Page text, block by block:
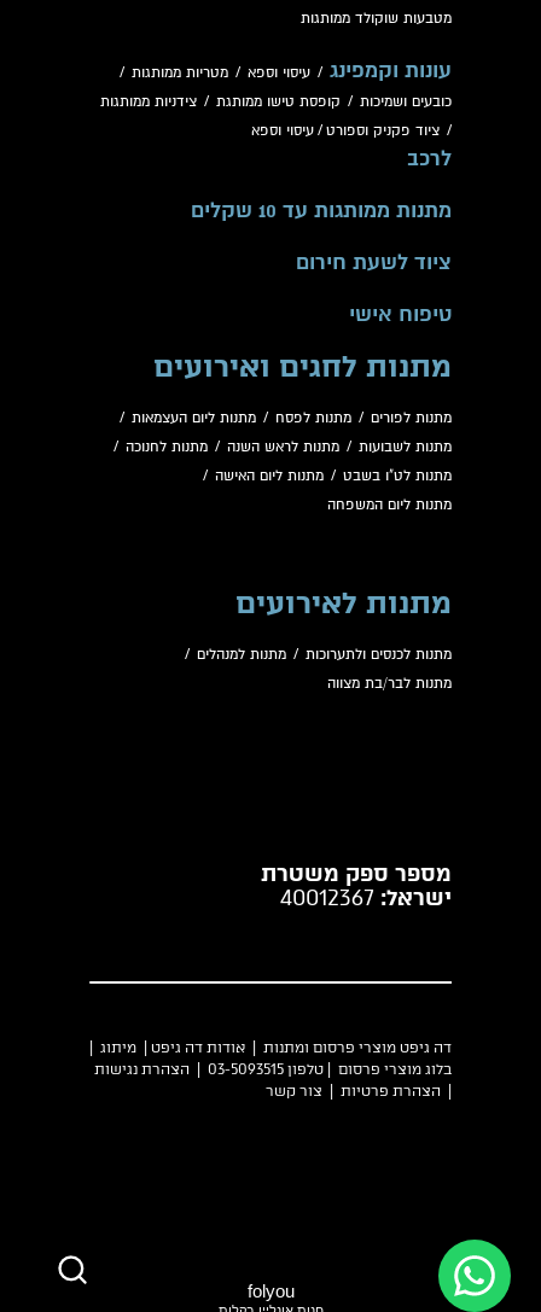
מטבעות שוקולד ממותגות
עונות וקמפינג / עיסוי וספא / מטריות ממותגות /
כובעים ושמיכות / קופסת טישו ממותגת / צידניות ממותגות
/ ציוד פקניק וספורט / עיסוי וספא
לרכב
מתנות ממותגות עד 10 שקלים
ציוד לשעת חירום
טיפוח אישי
מתנות לחגים ואירועים
מתנות לפורים / מתנות לפסח / מתנות ליום העצמאות /
מתנות לשבועות / מתנות לראש השנה / מתנות לחנוכה /
מתנות לט"ו בשבט / מתנות ליום האישה /
מתנות ליום המשפחה
מתנות לאירועים
מתנות לכנסים ולתערוכות / מתנות למנהלים /
מתנות לבר/בת מצווה
מספר ספק משטרת
ישראל:
דה גיפט מוצרי פרסום ומתנות | אודות דה גיפט מיתוג
בלוג מוצרי פרסום | טלפון 03-5093515 |
הצהרת נגישות
הצהרת פרטיות צור קשר
folyou